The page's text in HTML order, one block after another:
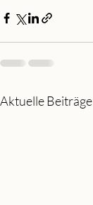
Aktuelle Beiträge